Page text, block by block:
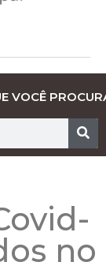
VOCÊ
no